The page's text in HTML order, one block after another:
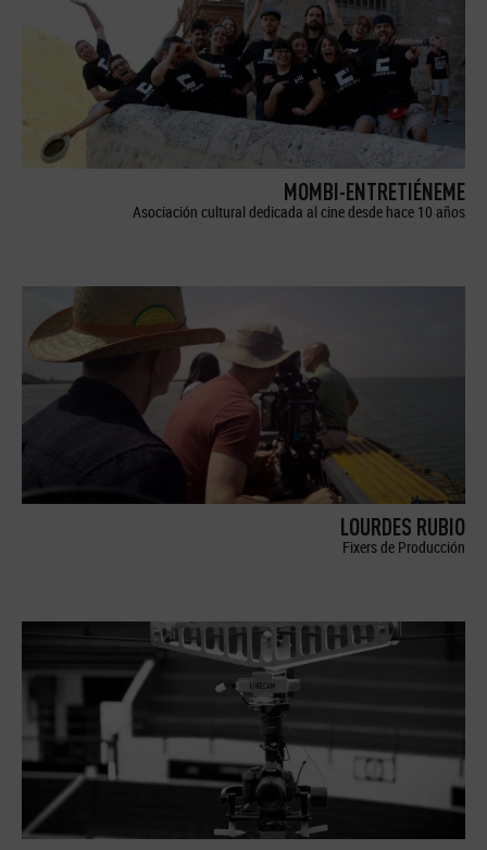
MOMBI-ENTRETIÉNEME
Asociación cultural dedicada al cine desde hace 10 años
LOURDES RUBIO
Fixers de Producción